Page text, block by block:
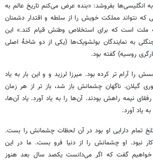
انگلیسی‌ها بفروشد: «بنده عرض می‌کنم تاریخ عالم به
که نتواند مملکت خویش را از سلطه و اقتدار دشمنان
ملت است که برای استخلاص وطنش قیام کند.» این
به نمایندگان بولشویک‌ها (یکی از دو شاخهٔ اصلی
روسیه) گفته بود.
آرام تر کرده بود. میرزا لرزید و و این بار به یاد
گیلان. ناگهان چشمانش باز شد، باز تر از هر زمان
نیمه راهش بودند. آن‌ها را به یاد آورد. یاد آن‌ها،
یاد آورد.
تمام دارایی او بود در آن لحظات چشمانش را بست.
کار نبود. او چشمانش را از دنیا فرو بست. ما در این
گفت که اگر می‌دانست یکصد سال بعد هنوز